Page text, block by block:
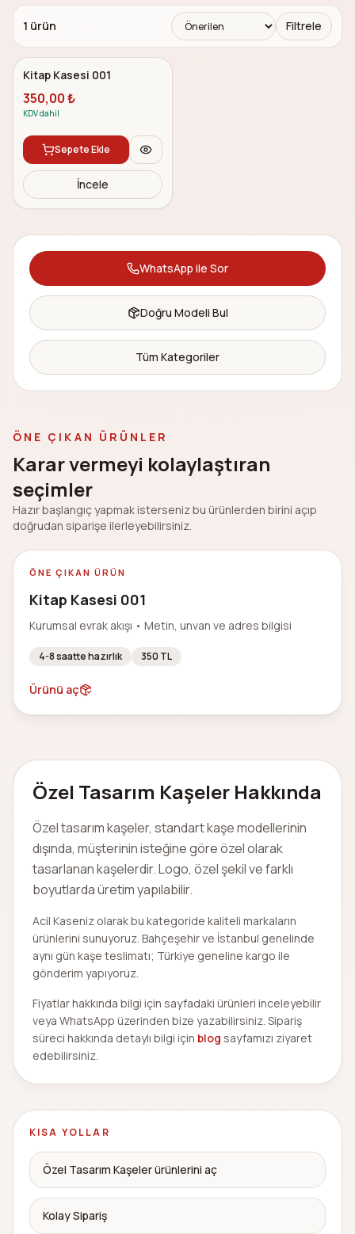
1 ürün Filtrele
Özel Tasarım
Kitap Kasesi 001
350,00₺
KDV dahil
Sepete Ekle
İncele
WhatsApp ile Sor
Doğru Modeli Bul
Tüm Kategoriler
ÖNE ÇIKAN ÜRÜNLER
Karar vermeyi kolaylaştıran
seçimler
Hazır başlangıç yapmak isterseniz bu ürünlerden birini açıp
doğrudan siparişe ilerleyebilirsiniz.
ÖNE ÇIKAN ÜRÜN
Kitap Kasesi 001
Kurumsal evrak akışı • Metin, unvan ve adres bilgisi
4-8 saatte hazırlık 350 TL
Ürünü aç
Özel Tasarım Kaşeler Hakkında
Özel tasarım kaşeler, standart kaşe modellerinin
dışında, müşterinin isteğine göre özel olarak
tasarlanan kaşelerdir. Logo, özel şekil ve farklı
boyutlarda üretim yapılabilir.
Acil Kaseniz olarak bu kategoride kaliteli markaların
ürünlerini sunuyoruz. Bahçeşehir ve İstanbul genelinde
aynı gün kaşe teslimatı; Türkiye geneline kargo ile
gönderim yapıyoruz.
Fiyatlar hakkında bilgi için sayfadaki ürünleri inceleyebilir
veya WhatsApp üzerinden bize yazabilirsiniz. Sipariş
süreci hakkında detaylı bilgi için blog sayfamızı ziyaret
edebilirsiniz.
KISA YOLLAR
Özel Tasarım Kaşeler ürünlerini aç
Kolay Sipariş